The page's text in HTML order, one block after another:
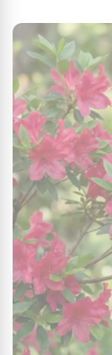
les feuilles
Protection
Protégez la
sol et en
léger lors des
de novembre à
Utilisations
L'Azalée
point focal
encore pour
arbuste se
comme les